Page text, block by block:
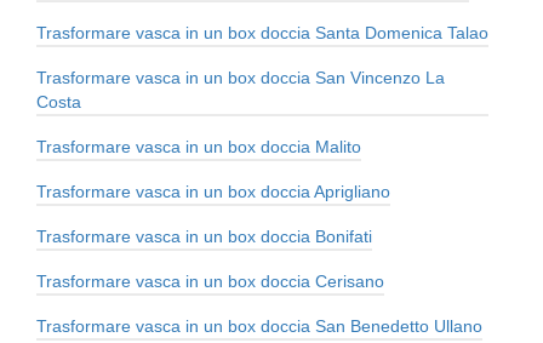
Trasformare vasca in un box doccia Santa Domenica Talao
Trasformare vasca in un box doccia San Vincenzo La
Costa
Trasformare vasca in un box doccia Malito
Trasformare vasca in un box doccia Aprigliano
Trasformare vasca in un box doccia Bonifati
Trasformare vasca in un box doccia Cerisano
Trasformare vasca in un box doccia San Benedetto Ullano